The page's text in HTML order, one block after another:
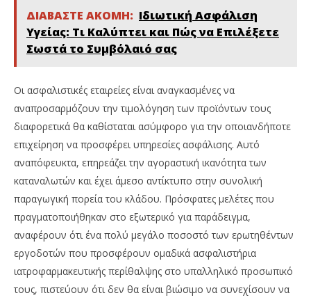
ΔΙΑΒΑΣΤΕ ΑΚΟΜΗ: Ιδιωτική Ασφάλιση
Υγείας: Τι Καλύπτει και Πώς να Επιλέξετε
Σωστά το Συμβόλαιό σας
Οι ασφαλιστικές εταιρείες είναι αναγκασμένες να
αναπροσαρμόζουν την τιμολόγηση των προϊόντων τους
διαφορετικά θα καθίσταται ασύμφορο για την οποιανδήποτε
επιχείρηση να προσφέρει υπηρεσίες ασφάλισης. Αυτό
αναπόφευκτα, επηρεάζει την αγοραστική ικανότητα των
καταναλωτών και έχει άμεσο αντίκτυπο στην συνολική
παραγωγική πορεία του κλάδου. Πρόσφατες μελέτες που
πραγματοποιήθηκαν στο εξωτερικό για παράδειγμα,
αναφέρουν ότι ένα πολύ μεγάλο ποσοστό των ερωτηθέντων
εργοδοτών που προσφέρουν ομαδικά ασφαλιστήρια
ιατροφαρμακευτικής περίθαλψης στο υπαλληλικό προσωπικό
τους, πιστεύουν ότι δεν θα είναι βιώσιμο να συνεχίσουν να